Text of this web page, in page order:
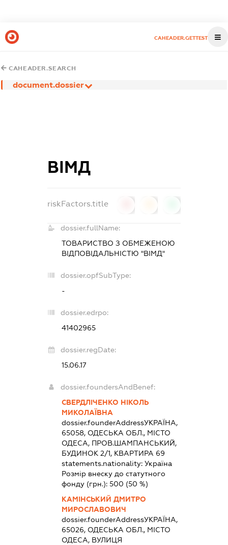
CAHEADER.GETTEST
CAHEADER.SEARCH
document.dossier
ВІМД
riskFactors.title
dossier.fullName:
ТОВАРИСТВО З ОБМЕЖЕНОЮ
ВІДПОВІДАЛЬНІСТЮ "ВІМД"
dossier.opfSubType:
-
dossier.edrpo:
41402965
dossier.regDate:
15.06.17
dossier.foundersAndBenef:
СВЕРДЛІЧЕНКО НІКОЛЬ
МИКОЛАЇВНА
dossier.founderAddressУКРАЇНА,
65058, ОДЕСЬКА ОБЛ., МІСТО
ОДЕСА, ПРОВ.ШАМПАНСЬКИЙ,
БУДИНОК 2/1, КВАРТИРА 69
statements.nationality: Україна
Розмір внеску до статутного
фонду (грн.): 500 (50 %)
КАМІНСЬКИЙ ДМИТРО
МИРОСЛАВОВИЧ
dossier.founderAddressУКРАЇНА,
65026, ОДЕСЬКА ОБЛ., МІСТО
ОДЕСА, ВУЛИЦЯ